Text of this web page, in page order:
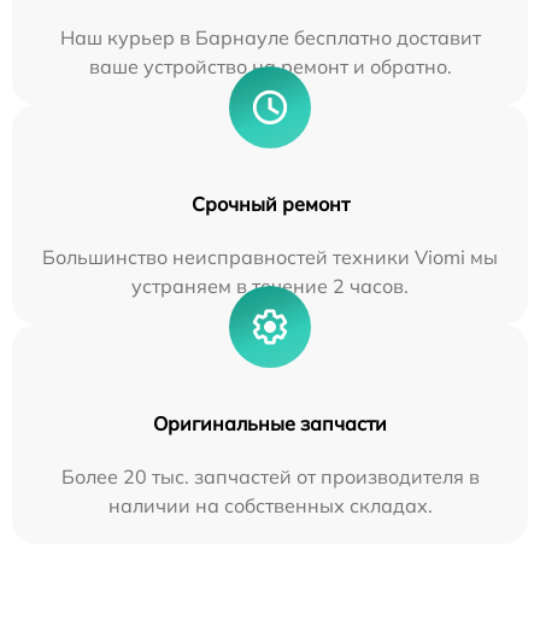
Наш курьер в Барнауле бесплатно доставит
ваше устройство на ремонт и обратно.
Срочный ремонт
Большинство неисправностей техники Viomi мы
устраняем в течение 2 часов.
Оригинальные запчасти
Более 20 тыс. запчастей от производителя в
наличии на собственных складах.